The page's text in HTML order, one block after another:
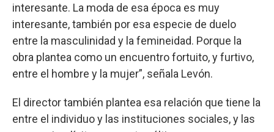
interesante. La moda de esa época es muy
interesante, también por esa especie de duelo
entre la masculinidad y la femineidad. Porque la
obra plantea como un encuentro fortuito, y furtivo,
entre el hombre y la mujer”, señala Levón.
El director también plantea esa relación que tiene la
entre el individuo y las instituciones sociales, y las